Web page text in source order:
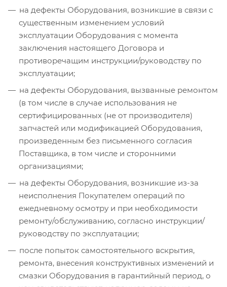
на дефекты Оборудования, возникшие в связи с
существенным изменением условий
эксплуатации Оборудования с момента
заключения настоящего Договора и
противоречащим инструкции/руководству по
эксплуатации;
на дефекты Оборудования, вызванные ремонтом
(в том числе в случае использования не
сертифицированных (не от производителя)
запчастей или модификацией Оборудования,
произведенным без письменного согласия
Поставщика, в том числе и сторонними
организациями;
на дефекты Оборудования, возникшие из-за
неисполнения Покупателем операций по
ежедневному осмотру и при необходимости
ремонту/обслуживанию, согласно инструкции/
руководству по эксплуатации;
после попыток самостоятельного вскрытия,
ремонта, внесения конструктивных изменений и
смазки Оборудования в гарантийный период, о